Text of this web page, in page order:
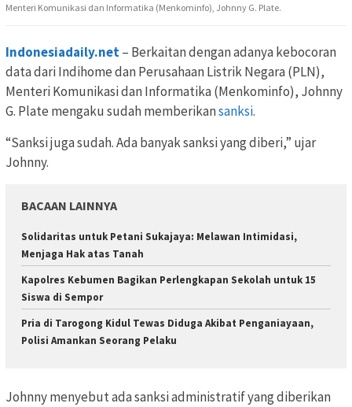
Menteri Komunikasi dan Informatika (Menkominfo), Johnny G. Plate.
Indonesiadaily.net– Berkaitan dengan adanya kebocoran
data dari Indihome dan Perusahaan Listrik Negara (PLN),
Menteri Komunikasi dan Informatika (Menkominfo), Johnny
G. Plate mengaku sudah memberikansanksi.
“Sanksi juga sudah. Ada banyak sanksi yang diberi,” ujar
Johnny.
BACAAN LAINNYA
Solidaritas untuk Petani Sukajaya: Melawan Intimidasi,
Menjaga Hak atas Tanah
Kapolres Kebumen Bagikan Perlengkapan Sekolah untuk 15
Siswa di Sempor
Pria di Tarogong Kidul Tewas Diduga Akibat Penganiayaan,
Polisi Amankan Seorang Pelaku
Johnny menyebut ada sanksi administratif yang diberikan